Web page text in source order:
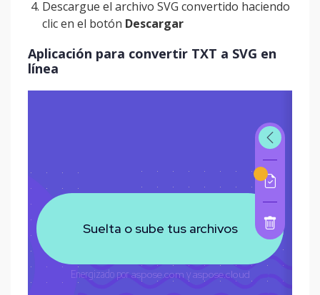
Descargue el archivo SVG convertido haciendo
clic en el botón Descargar
Aplicación para convertir TXT a SVG en
línea